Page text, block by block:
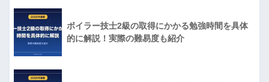
ボイラー技士2級の取得にかかる勉強時間を具体
的に解説！実際の難易度も紹介